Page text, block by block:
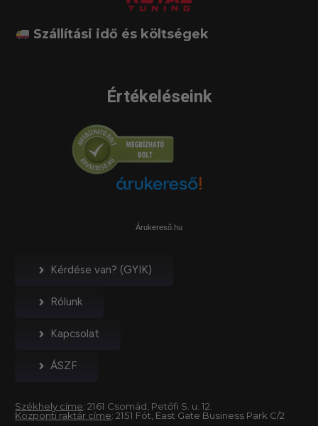
Szállítási idő és költségek
Értékeléseink
Árukereső.hu
Kérdése van? (GYIK)
Rólunk
Kapcsolat
ÁSZF
Székhely címe: 2161 Csomád, Petőfi S. u. 12.
Központi raktár címe: 2151 Fót, East Gate Business Park C/2